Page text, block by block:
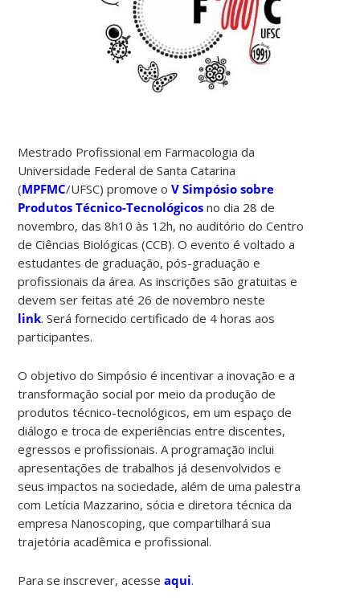
Mestrado Profissional em Farmacologia da
Universidade Federal de Santa Catarina
(MPFMC/UFSC) promove oV Simpósio sobre
Produtos Técnico-Tecnológicos no dia 28 de
novembro, das 8h10 às 12h, no auditório do Centro
de Ciências Biológicas (CCB). O evento é voltado a
estudantes de graduação, pós-graduação e
profissionais da área.As inscrições são gratuitas e
devem ser feitas até 26 de novembro neste
link. Será fornecido certificado de 4 horas aos
participantes.
O objetivo do Simpósio é incentivar a inovação e a
transformação social por meio da produção de
produtos técnico-tecnológicos, em um espaço de
diálogo e troca de experiências entre discentes,
egressos e profissionais.A programação inclui
apresentações de trabalhos já desenvolvidos e
seus impactos na sociedade, além de uma palestra
com Letícia Mazzarino, sócia e diretora técnica da
empresa Nanoscoping, que compartilhará sua
trajetória acadêmica e profissional.
Para se inscrever, acesseaqui.